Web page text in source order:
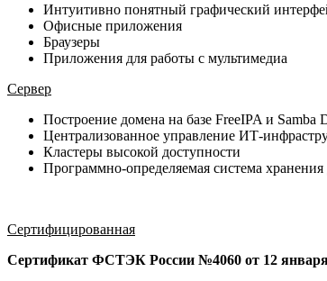
Интуитивно понятный графический
Офисные приложения
Браузеры
Приложения для работы с мультимедиа
Сервер
Построение домена на базе FreeIPA и Samba
Централизованное управление ИТ-
Кластеры высокой доступности
Программно-определяемая система
Сертифицированная
Сертификат ФСТЭК России №4060 от 12 января